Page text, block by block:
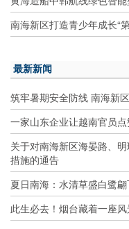
南海新区打造青少年成长“
最新新闻
筑牢暑期安全防线 南海新
一家山东企业让越南官员
关于对南海新区海晏路、
措施的通告
夏日南海：水清草盛白鹭
此生必去！烟台藏着一座